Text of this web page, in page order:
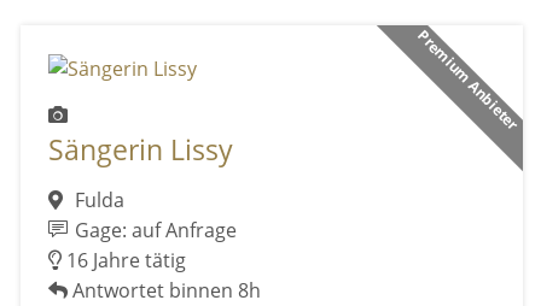
Premium Anbieter
Sängerin Lissy
Fulda
Gage: auf Anfrage
16 Jahre tätig
Antwortet binnen 8h